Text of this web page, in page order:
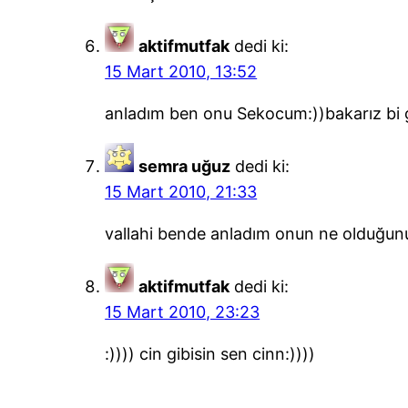
aktifmutfak dedi ki:
15 Mart 2010, 13:52
anladım ben onu Sekocum:))bakarız bi
semra uğuz dedi ki:
15 Mart 2010, 21:33
vallahi bende anladım onun ne
aktifmutfak dedi ki:
15 Mart 2010, 23:23
:)))) cin gibisin sen cinn:))))